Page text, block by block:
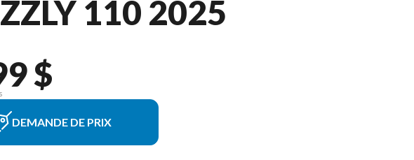
110 2025
$
DEMANDE DE PRIX